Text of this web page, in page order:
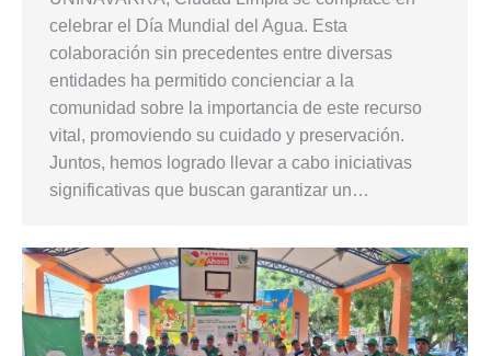
celebrar el Día Mundial del Agua. Esta
colaboración sin precedentes entre diversas
entidades ha permitido concienciar a la
comunidad sobre la importancia de este recurso
vital, promoviendo su cuidado y preservación.
Juntos, hemos logrado llevar a cabo iniciativas
significativas que buscan garantizar un…